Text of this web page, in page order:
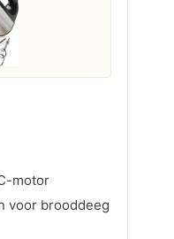
motor
voor brooddeeg